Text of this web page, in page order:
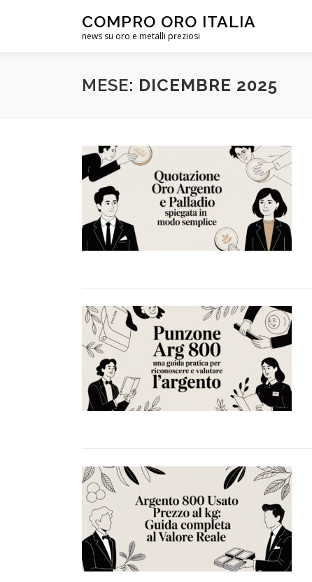
COMPRO ORO ITALIA
news su oro e metalli preziosi
MESE: DICEMBRE 2025